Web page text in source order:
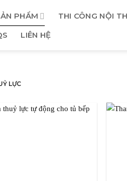
PHẨM THI CÔNG NỘI
LIÊN HỆ
LỰC